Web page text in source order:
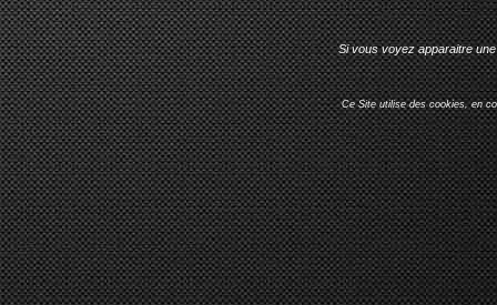
Si vous voyez apparaitre
Ce Site utilise des cookies, en